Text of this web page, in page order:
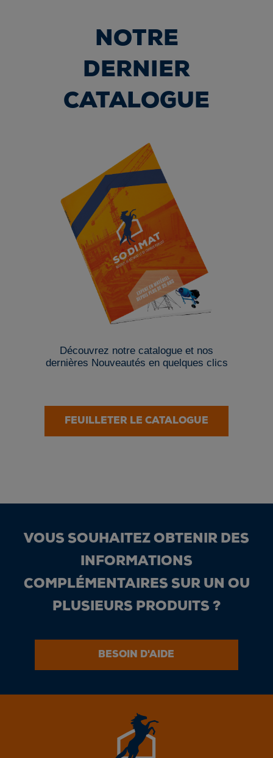
NOTRE
DERNIER
CATALOGUE
Découvrez notre catalogue et nos
dernières Nouveautés en quelques clics
FEUILLETER LE CATALOGUE
VOUS SOUHAITEZ OBTENIR DES
INFORMATIONS
COMPLÉMENTAIRES SUR UN OU
PLUSIEURS PRODUITS ?
BESOIN D'AIDE